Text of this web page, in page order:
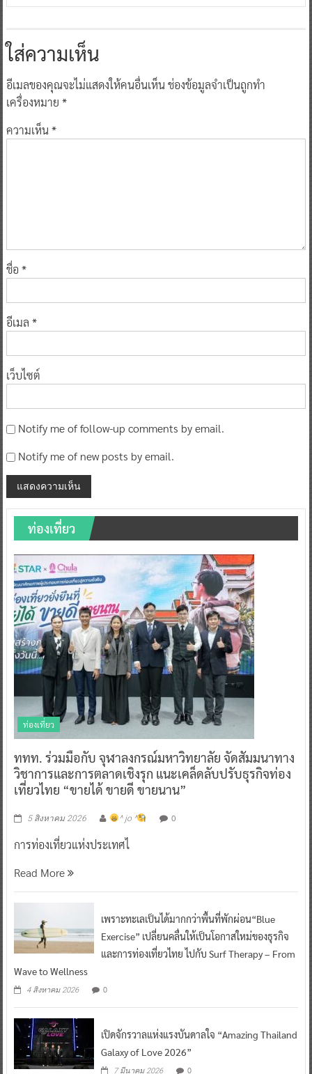
ใส่ความเห็น
อีเมลของคุณจะไม่แสดงให้คนอื่นเห็นช่องข้อมูลจำเป็นถูกทำ
เครื่องหมาย *
ความเห็น*
ชื่อ *
อีเมล *
เว็บไซต์
Notify me of follow-up comments by email.
Notify me of new posts by email.
ท่องเที่ยว
ท่องเที่ยว
ททท. ร่วมมือกับ จุฬาลงกรณ์มหาวิทยาลัย จัดสัมมนาทาง
วิชาการและการตลาดเชิงรุก แนะเคล็ดลับปรับธุรกิจท่อง
เที่ยวไทย “ขายได้ ขายดี ขายนาน”
5 สิงหาคม 2026 ^ jo ^ 0
การท่องเที่ยวแห่งประเทศไ
Read More
เพราะทะเลเป็นได้มากกว่าพื้นที่พักผ่อน“Blue
Exercise” เปลี่ยนคลื่นให้เป็นโอกาสใหม่ของธุรกิจ
และการท่องเที่ยวไทย ไปกับ Surf Therapy – From
Wave to Wellness
4 สิงหาคม 2026 0
เปิดจักรวาลแห่งแรงบันดาลใจ “Amazing Thailand
Galaxy of Love 2026”
7 มีนาคม 2026 0